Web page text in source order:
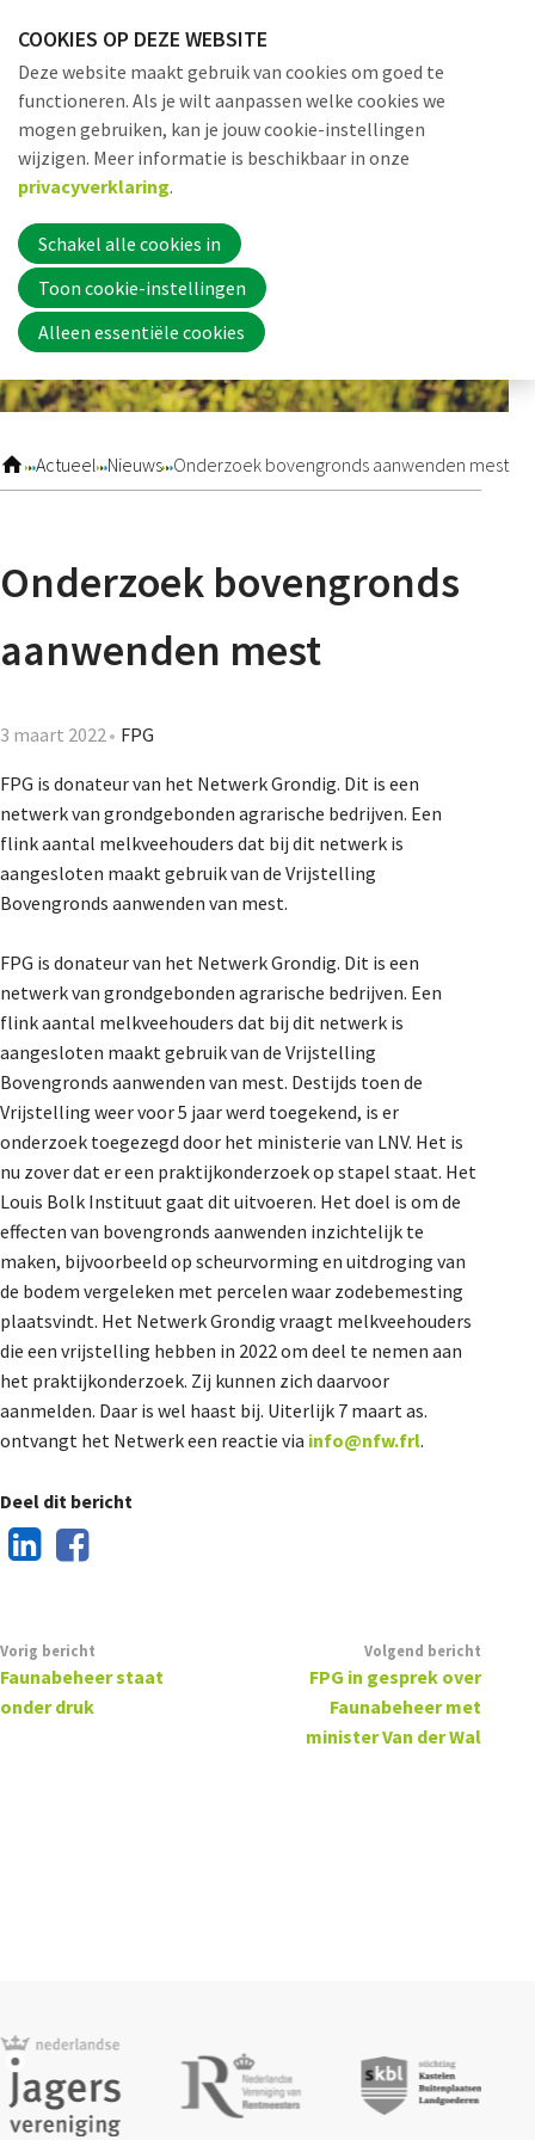
links
over
Jump
to
navigation
to
main
content
Actueel Nieuws Onderzoek bovengronds aanwenden mest
Onderzoek bovengronds
aanwenden mest
3 maart 2022 FPG
FPG is donateur van het Netwerk Grondig. Dit is een
netwerk van grondgebonden agrarische bedrijven. Een
flink aantal melkveehouders dat bij dit netwerk is
aangesloten maakt gebruik van de Vrijstelling
Bovengronds aanwenden van mest.
FPG is donateur van het Netwerk Grondig. Dit is een
netwerk van grondgebonden agrarische bedrijven. Een
flink aantal melkveehouders dat bij dit netwerk is
aangesloten maakt gebruik van de Vrijstelling
Bovengronds aanwenden van mest. Destijds toen de
Vrijstelling weer voor 5 jaar werd toegekend, is er
onderzoek toegezegd door het ministerie van LNV. Het is
nu zover dat er een praktijkonderzoek op stapel staat. Het
Louis Bolk Instituut gaat dit uitvoeren. Het doel is om de
effecten van bovengronds aanwenden inzichtelijk te
maken, bijvoorbeeld op scheurvorming en uitdroging van
de bodem vergeleken met percelen waar zodebemesting
plaatsvindt. Het Netwerk Grondig vraagt melkveehouders
die een vrijstelling hebben in 2022 om deel te nemen aan
het praktijkonderzoek. Zij kunnen zich daarvoor
aanmelden. Daar is wel haast bij. Uiterlijk 7 maart as.
ontvangt het Netwerk een reactie via info@nfw.frl.
Deel dit bericht
Vorig bericht
Faunabeheer staat
onder druk
Volgend bericht
FPG in gesprek over
Faunabeheer met
minister Van der Wal
Word nu lid
Nieuwsbrief
Lidmaatschap
Provincies
Dossiers
De Landeigenaar
Contact
COOKIES OP DEZE WEBSITE
Deze website maakt gebruik van cookies om goed te
functioneren. Als je wilt aanpassen welke cookies we
mogen gebruiken, kan je jouw cookie-instellingen
wijzigen. Meer informatie is beschikbaar in onze
privacyverklaring.
Schakel alle cookies in
Toon cookie-instellingen
Alleen essentiële cookies